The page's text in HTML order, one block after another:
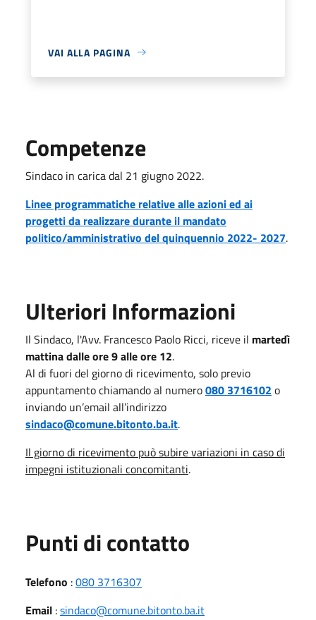
VAI ALLA PAGINA
Competenze
Sindaco in carica dal 21 giugno 2022.
Linee programmatiche relative alle azioni ed ai
progetti da realizzare durante il mandato
politico/amministrativo del quinquennio 2022- 2027.
Ulteriori Informazioni
Il Sindaco, l'Avv. Francesco Paolo Ricci, riceve il martedì
mattina dalle ore 9 alle ore 12.
Al di fuori del giorno di ricevimento, solo previo
appuntamento chiamando al numero080 3716102 o
inviando un’email all’indirizzo
sindaco@comune.bitonto.ba.it.
Il giorno di ricevimento può subire variazioni in caso di
impegni istituzionali concomitanti.
Punti di contatto
Telefono :080 3716307
Email :sindaco@comune.bitonto.ba.it